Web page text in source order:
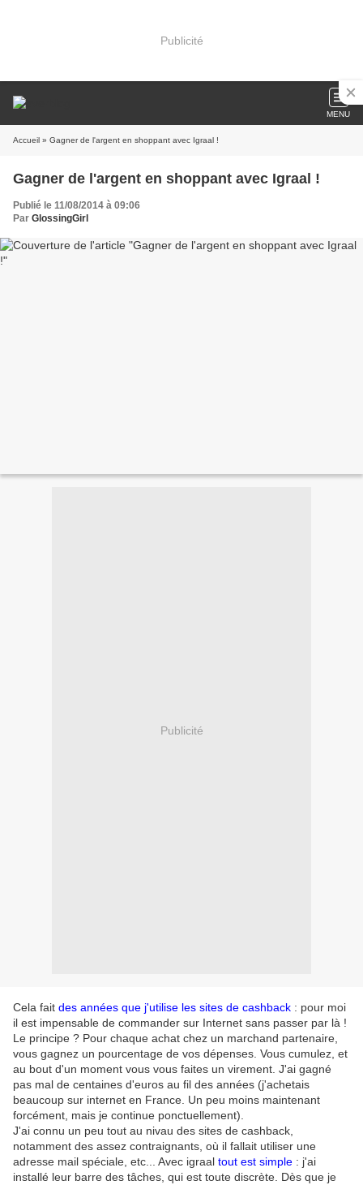
Publicité
MENU
Accueil » Gagner de l'argent en shoppant avec Igraal !
Gagner de l'argent en shoppant avec Igraal !
Publié le 11/08/2014 à 09:06
Par GlossingGirl
Publicité
Cela fait des années que j'utilise les sites de cashback : pour moi
il est impensable de commander sur Internet sans passer par là !
Le principe ? Pour chaque achat chez un marchand partenaire,
vous gagnez un pourcentage de vos dépenses. Vous cumulez, et
au bout d'un moment vous vous faites un virement. J'ai gagné
pas mal de centaines d'euros au fil des années (j'achetais
beaucoup sur internet en France. Un peu moins maintenant
forcément, mais je continue ponctuellement).
J'ai connu un peu tout au nivau des sites de cashback,
notamment des assez contraignants, où il fallait utiliser une
adresse mail spéciale, etc... Avec igraal tout est simple : j'ai
installé leur barre des tâches, qui est toute discrète. Dès que je